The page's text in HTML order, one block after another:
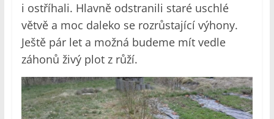
i ostříhali. Hlavně odstranili staré uschlé
větvě a moc daleko se rozrůstající výhony.
Ještě pár let a možná budeme mít vedle
záhonů živý plot z růží.